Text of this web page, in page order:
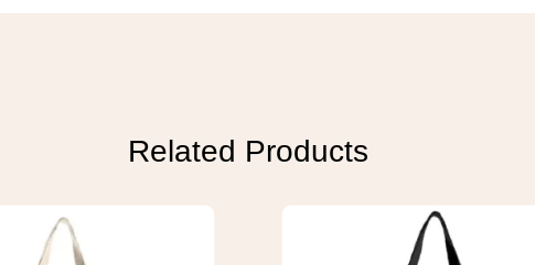
Related Products